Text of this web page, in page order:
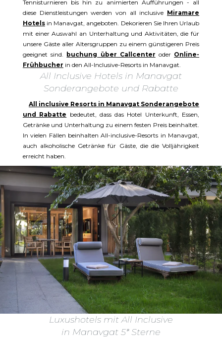
Tennisturnieren bis hin zu animierten Aufführungen - all
diese Dienstleistungen werden von all inclusive Miramare
Hotelsin Manavgat, angeboten. Dekorieren Sie Ihren Urlaub
mit einer Auswahl an Unterhaltung und Aktivitäten, die für
unsere Gäste aller Altersgruppen zu einem günstigeren Preis
geeignet sind. buchung über Callcenter oder Online-
Frühbucher in den All-Inclusive-Resorts in Manavgat.
All Inclusive Hotels in Manavgat
Sonderangebote und Rabatte
All inclusive Resorts in Manavgat Sonderangebote
und Rabatte bedeutet, dass das Hotel Unterkunft, Essen,
Getränke und Unterhaltung zu einem festen Preis beinhaltet.
In vielen Fällen beinhalten All-inclusive-Resorts in Manavgat,
auch alkoholische Getränke für Gäste, die die Volljährigkeit
erreicht haben.
Luxushotels mit All Inclusive
in Manavgat 5* Sterne